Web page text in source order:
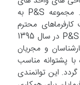
مسکونی و تجاری آغاز به فعالیت کرد. مجموعه P&S به
محترم
مبنی بر اجرای طراحی ها توسط مجموعه P&S در سال 1395
و مجریان
پشتوانه مناسب
این توانمندی